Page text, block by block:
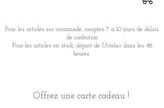
Pour les articles sur commande, comptez 7 à 10 jours de délais
de confection
Pour les articles en stock, départ de l'Atelier dans les 48
heures
Offrez une carte cadeau !